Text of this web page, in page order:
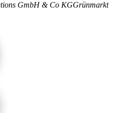
GmbH & Co KGGrünmarkt